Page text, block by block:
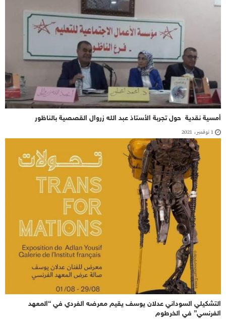
أمسية نقدية حول تجربة الأستاذ عبد الله زروال القصصية بالناظور
1 نوفمبر، 2021
التشكيلي السوداني عدلان يوسف يقيم معرضه الفردي في “المعهد
الفرنسي” في الخرطوم